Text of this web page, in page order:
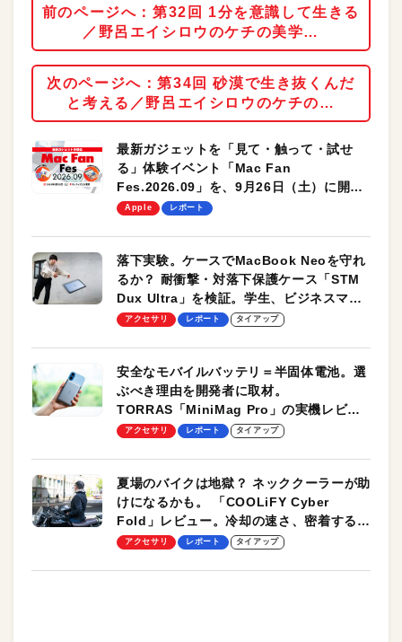
前のページへ：第32回 1分を意識して生きる
／野呂エイシロウのケチの美学…
次のページへ：第34回 砂漠で生き抜くんだ
と考える／野呂エイシロウのケチの…
最新ガジェットを「見て・触って・試せ
る」体験イベント「Mac Fan
Fes.2026.09」を、9月26日（土）に開催
します！
Apple レポート
落下実験。ケースでMacBook Neoを守れ
るか？ 耐衝撃・対落下保護ケース「STM
Dux Ultra」を検証。学生、ビジネスマン
のモバイルユースに最適！
アクセサリ レポート タイアップ
安全なモバイルバッテリ＝半固体電池。選
ぶべき理由を開発者に取材。
TORRAS「MiniMag Pro」の実機レビュ
ーも
アクセサリ レポート タイアップ
夏場のバイクは地獄？ ネッククーラーが助
けになるかも。 「COOLiFY Cyber
Fold」レビュー。冷却の速さ、密着する冷
却プレート、シンプルな操作性がグッド！
アクセサリ レポート タイアップ